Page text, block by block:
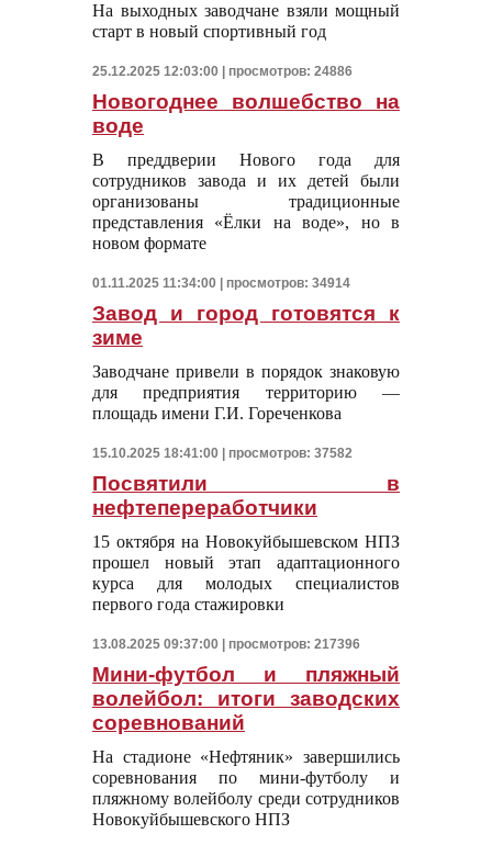
На выходных заводчане взяли мощный
старт в новый спортивный год
25.12.2025 12:03:00 | просмотров: 24886
Новогоднее волшебство на
воде
В преддверии Нового года для
сотрудников завода и их детей были
организованы традиционные
представления «Ёлки на воде», но в
новом формате
01.11.2025 11:34:00 | просмотров: 34914
Завод и город готовятся к
зиме
Заводчане привели в порядок знаковую
для предприятия территорию —
площадь имени Г.И. Гореченкова
15.10.2025 18:41:00 | просмотров: 37582
Посвятили в
нефтепереработчики
15 октября на Новокуйбышевском НПЗ
прошел новый этап адаптационного
курса для молодых специалистов
первого года стажировки
13.08.2025 09:37:00 | просмотров: 217396
Мини-футбол и пляжный
волейбол: итоги заводских
соревнований
На стадионе «Нефтяник» завершились
соревнования по мини-футболу и
пляжному волейболу среди сотрудников
Новокуйбышевского НПЗ